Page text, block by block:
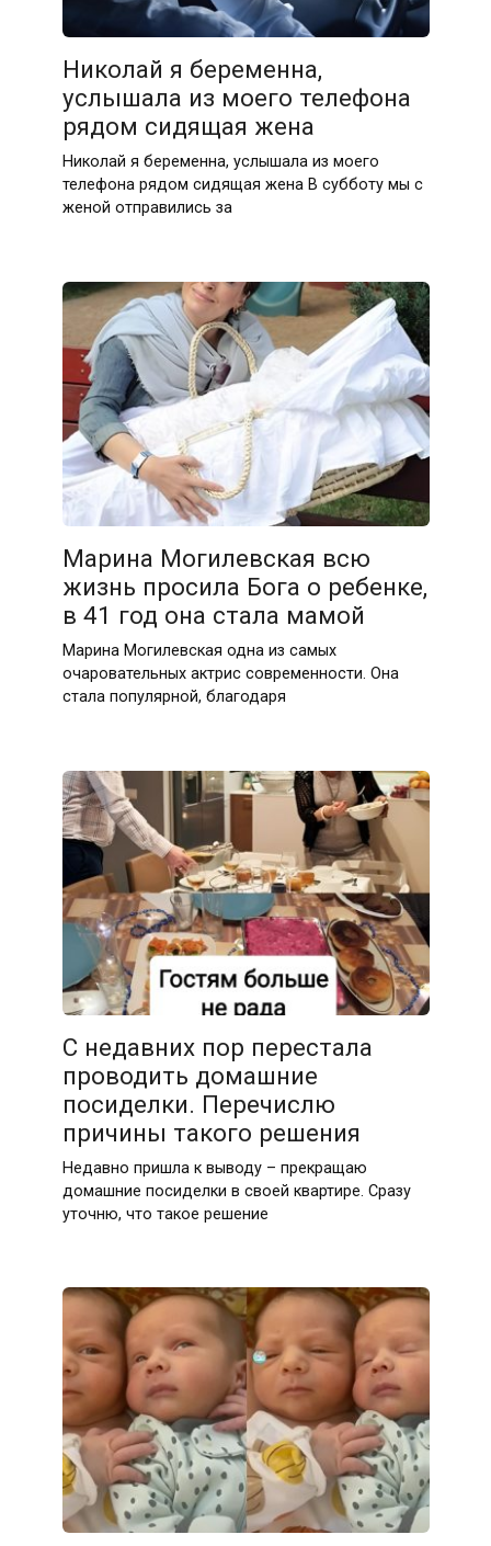
Николай я беременна,
услышала из моего телефона
рядом сидящая жена
Николай я беременна, услышала из моего
телефона рядом сидящая жена В субботу мы с
женой отправились за
Марина Могилевская всю
жизнь просила Бога о ребенке,
в 41 год она стала мамой
Марина Могилевская одна из самых
очаровательных актрис современности. Она
стала популярной, благодаря
С недавних пор перестала
проводить домашние
посиделки. Перечислю
причины такого решения
Недавно пришла к выводу – прекращаю
домашние посиделки в своей квартире. Сразу
уточню, что такое решение